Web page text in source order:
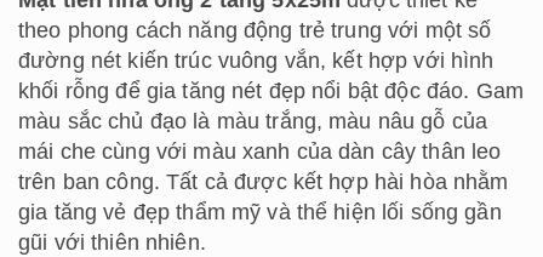
theo phong cách năng động trẻ trung với một số
đường nét kiến trúc vuông vắn, kết hợp với hình
khối rỗng để gia tăng nét đẹp nổi bật độc đáo. Gam
màu sắc chủ đạo là màu trắng, màu nâu gỗ của
mái che cùng với màu xanh của dàn cây thân leo
trên ban công. Tất cả được kết hợp hài hòa nhằm
gia tăng vẻ đẹp thẩm mỹ và thể hiện lối sống gần
gũi với thiên nhiên.